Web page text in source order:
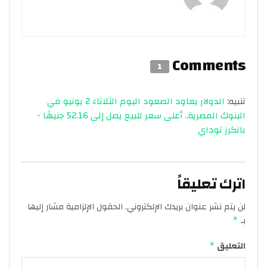
Comments
1
تنبيه:
الدولار يعاود الصعود اليوم الثلاثاء 2 يونيو في
البنوك المصرية.. أعلى سعر للبيع يصل إلى 52.16 جنيهًا -
بانكرز توداي
اترك تعليقاً
لن يتم نشر عنوان بريدك الإلكتروني.الحقول الإلزامية مشار إليها
بـ *
التعليق *